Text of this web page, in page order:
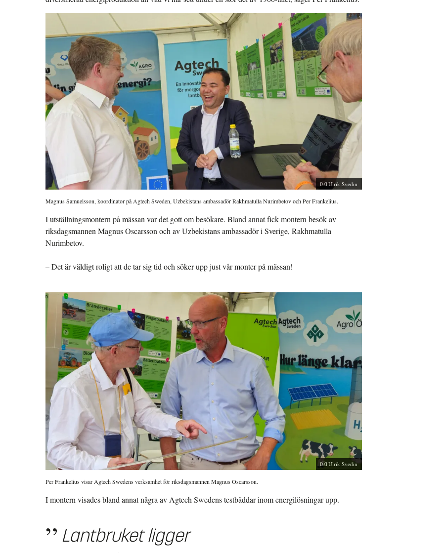
Ulrik Svedin
Magnus Samuelsson, koordinator på Agtech Sweden, Uzbekistans ambassadör Rakhmatulla Nurimbetov och Per Frankelius.
I utställningsmontern på mässan var det gott om besökare. Bland annat fick montern besök av
riksdagsmannen Magnus Oscarsson och av Uzbekistans ambassadör i Sverige, Rakhmatulla
Nurimbetov.
– Det är väldigt roligt att de tar sig tid och söker upp just vår monter på mässan!
Ulrik Svedin
Per Frankelius visar Agtech Swedens verksamhet för riksdagsmannen Magnus Oscarsson.
I montern visades bland annat några av Agtech Swedens testbäddar inom energilösningar upp.
Lantbruket ligger